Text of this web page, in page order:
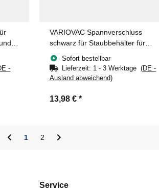
-
VARIOVAC Spannverschluss
schwarz für Staubbehälter für
HV450D und HV495D
Sofort bestellbar
Lieferzeit: 1 - 3 Werktage(DE -
Ausland abweichend)
13,98 € *
1 2
Service